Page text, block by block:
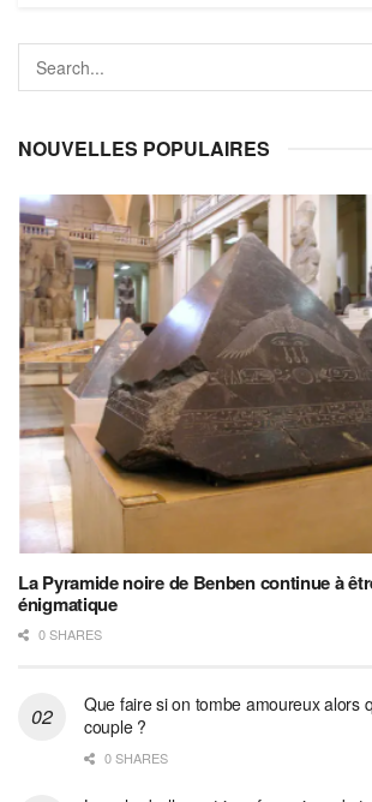
NOUVELLES POPULAIRES
La Pyramide noire de Benben continue à
énigmatique
0 SHARES
Que faire si on tombe amoureux alors
couple ?
0 SHARES